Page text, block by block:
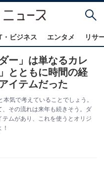
・ビジネス エンタメ リサ
ー」は単なるカレ
とともに時間の経
イテムだった
気で考えていることでしょう。
その流れは来年も続きそう。ダ
ムがあり、これを使うとオリジ